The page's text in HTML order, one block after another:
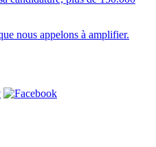
nous appelons à amplifier.